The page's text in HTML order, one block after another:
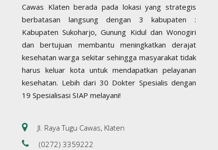
Cawas Klaten berada pada lokasi yang strategis
berbatasan langsung dengan 3 kabupaten :
Kabupaten Sukoharjo, Gunung Kidul dan Wonogiri
dan bertujuan membantu meningkatkan derajat
kesehatan warga sekitar sehingga masyarakat tidak
harus keluar kota untuk mendapatkan pelayanan
kesehatan. Lebih dari 30 Dokter Spesialis dengan
19 Spesialisasi SIAP melayani!
Jl. Raya Tugu Cawas, Klaten
(0272) 3359222